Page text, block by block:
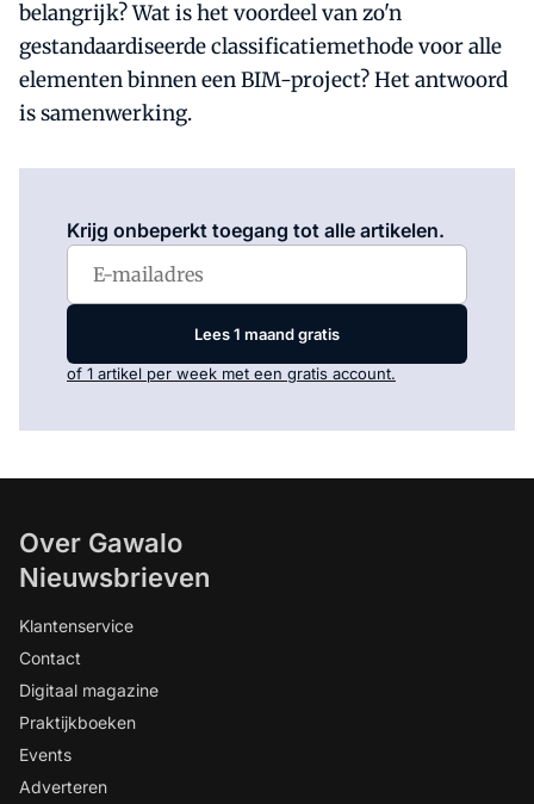
belangrijk? Wat is het voordeel van zo'n
gestandaardiseerde classificatiemethode voor alle
elementen binnen een BIM-project? Het antwoord
is samenwerking.
Krijg onbeperkt toegang tot alle artikelen.
Lees 1 maand gratis
of 1 artikel per week met een gratis account.
Over Gawalo
Nieuwsbrieven
Klantenservice
Contact
Digitaal magazine
Praktijkboeken
Events
Adverteren